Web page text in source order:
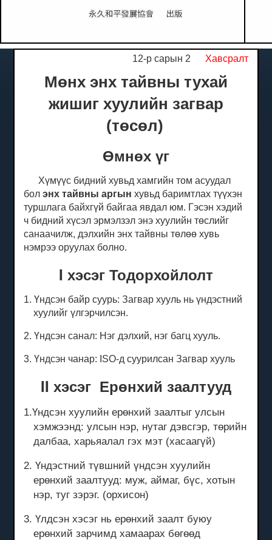
12-р сарын 2 Хавсралт
Мөнх энх тайвны тухай
жишиг хуулийн загвар
(төсөл)
Өмнөх үг
Хүмүүс бидний хувьд хамгийн том асуудал
болэнх тайвны аргын хувьд баримтлах түүхэн
туршлага байхгүй байгаа явдал юм. Гэсэн хэдий
ч бидний хүсэл эрмэлзэл энэ хуулийн төслийг
санаачилж, дэлхийн энх тайвны төлөө хувь
нэмрээ оруулах болно.
I хэсэг Тодорхойлолт
1. Үндсэн байр суурь: Загвар хууль нь үндэстний
хуулийг үлгэрчилсэн.
2. Үндсэн санал: Нэг дэлхий, нэг багц хууль.
3. Үндсэн чанар: ISO-д суурилсан Загвар хууль
II хэсэг Ерөнхий заалтууд
1.Үндсэн хуулийн ерөнхий заалтыг улсын
хэмжээнд: улсын нэр, нутаг дэвсгэр, төрийн
далбаа, харьяалал гэх мэт (хасаагүй)
2. Үндэстний түвшний үндсэн хуулийн
ерөнхий заалтууд: муж, аймаг, бүс, хотын
нэр, туг зэрэг. (орхисон)
3. Үлдсэн хэсэг нь ерөнхий заалт буюу
ерөнхий зарчимд хамаарах бөгөөд